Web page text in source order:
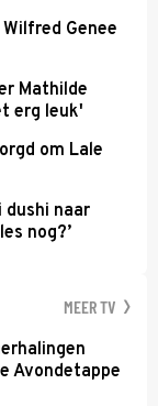
Genee
Mathilde
erg leuk'
om Lale
dushi naar
nog?’
MEER TV
Avondetappe